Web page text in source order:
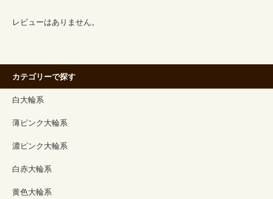
レビューはありません。
カテゴリーで探す
白大輪系
薄ピンク大輪系
濃ピンク大輪系
白赤大輪系
黄色大輪系